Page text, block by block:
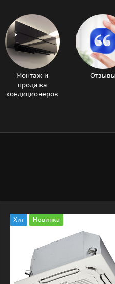
Монтаж и
продажа
кондиционеров
Отзывы
Хит Новинка